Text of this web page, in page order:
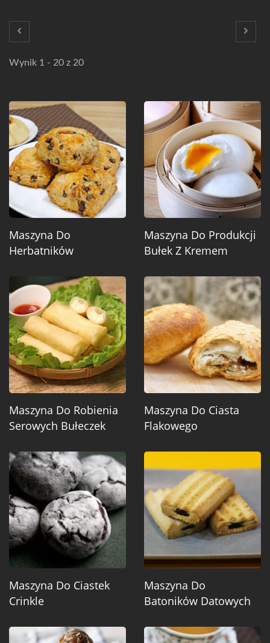
Wynik 1 - 20 z 20
Maszyna Do
Herbatników
Maszyna Do Produkcji
Bułek Z Kremem
Maszyna Do Robienia
Serowych Bułeczek
Maszyna Do Ciasta
Flakowego
Maszyna Do Ciastek
Crinkle
Maszyna Do
Batoników Datowych